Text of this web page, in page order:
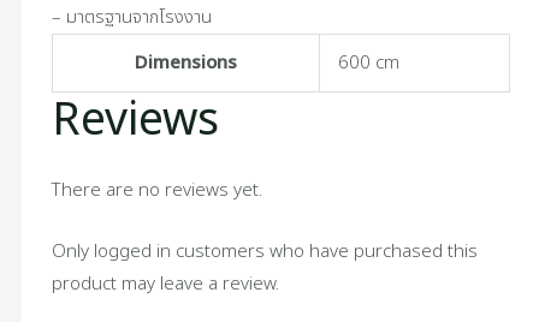
– มาตรฐานจากโรงงาน
Dimensions
600 cm
Reviews
There are no reviews yet.
Only logged in customers who have purchased this
product may leave a review.